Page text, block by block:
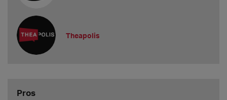
derzeit an?
3.000 Euro.
Welche Gast-Gage bieten Sie mindestens an?
350 - 400 Euro pro Vorste
Theapolis
Pros